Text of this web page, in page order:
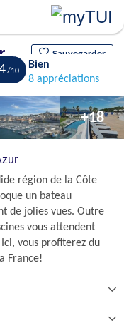
Sauvegarder
Bien
8 appréciations
+18
région de la Côte
un bateau
de jolies vues. Outre
vous attendent
vous profiterez du
France!